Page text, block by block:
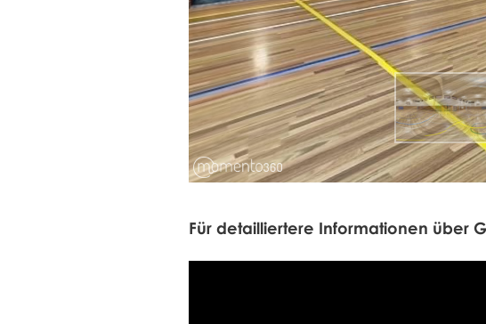
Für detailliertere Informationen über